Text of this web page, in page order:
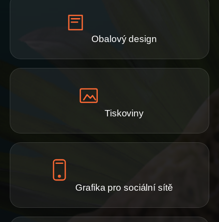
Obalový design
Tiskoviny
Grafika pro sociální sítě